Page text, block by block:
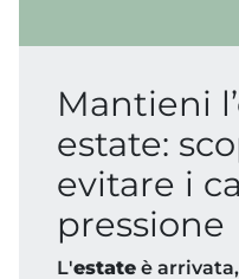
Mantieni
estate:
evitare i
pressione
L'estate è